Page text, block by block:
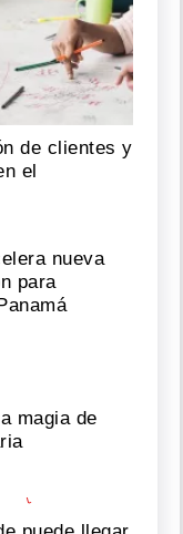
n
t
t
de clientes y
el
nueva
para
magia de